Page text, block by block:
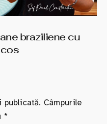
braziliene cu
publicată. Câmpurile
*